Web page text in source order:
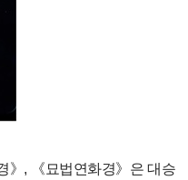
》, 《묘법연화경》은 대승